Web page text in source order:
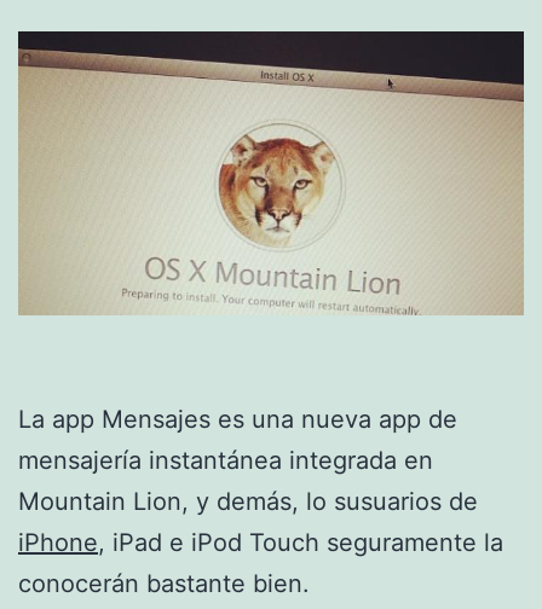
La app Mensajes es una nueva app de
mensajería instantánea integrada en
Mountain Lion, y demás, lo susuarios de
iPhone, iPad e iPod Touch seguramente la
conocerán bastante bien.